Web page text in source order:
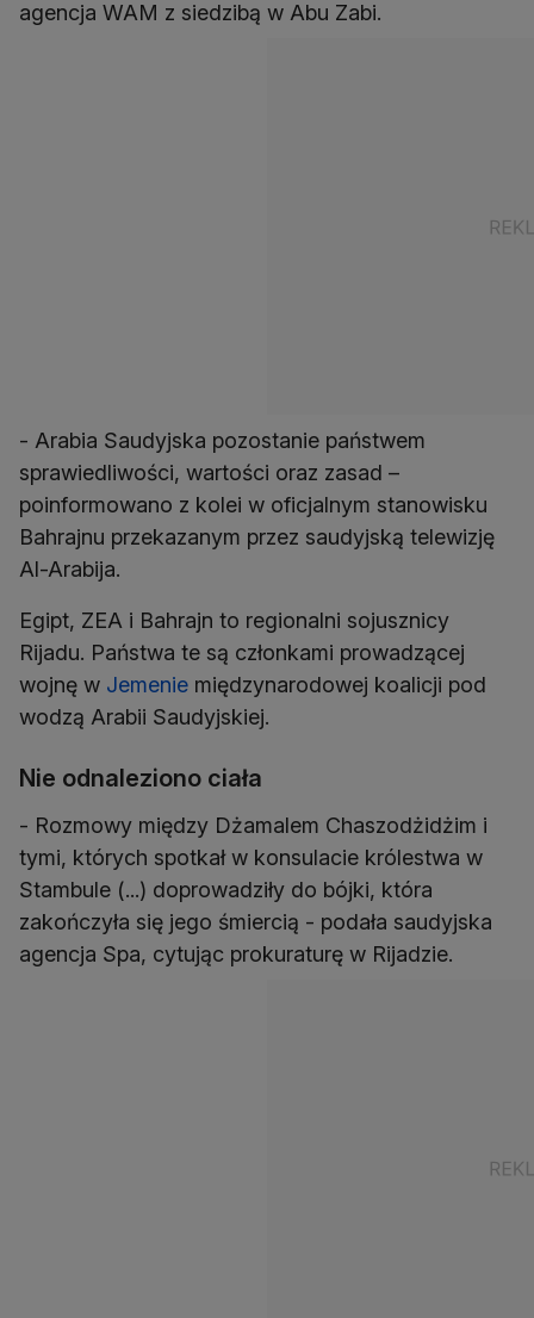
agencja WAM z siedzibą w Abu Zabi.
- Arabia Saudyjska pozostanie państwem
sprawiedliwości, wartości oraz zasad –
poinformowano z kolei w oficjalnym stanowisku
Bahrajnu przekazanym przez saudyjską telewizję
Al-Arabija.
Egipt, ZEA i Bahrajn to regionalni sojusznicy
Rijadu. Państwa te są członkami prowadzącej
wojnę w Jemenie międzynarodowej koalicji pod
wodzą Arabii Saudyjskiej.
Nie odnaleziono ciała
- Rozmowy między Dżamalem Chaszodżidżim i
tymi, których spotkał w konsulacie królestwa w
Stambule (...) doprowadziły do bójki, która
zakończyła się jego śmiercią - podała saudyjska
agencja Spa, cytując prokuraturę w Rijadzie.